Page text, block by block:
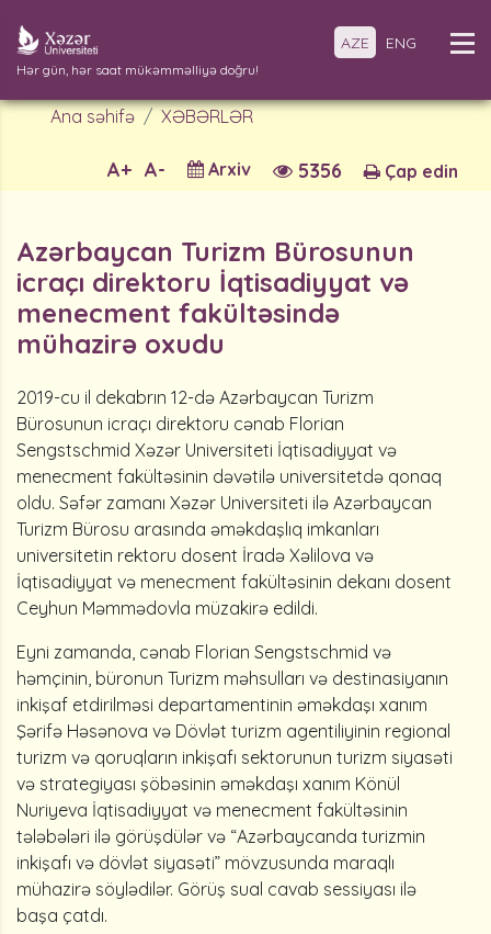
Hər gün, hər saat mükəmməlliyə doğru!
AZE ENG
Ana səhifə XƏBƏRLƏR
Çap edin
5356
Arxiv
A-
A+
Azərbaycan Turizm Bürosunun
icraçı direktoru İqtisadiyyat və
menecment fakültəsində
mühazirə oxudu
2019-cu il dekabrın 12-də Azərbaycan Turizm
Bürosunun icraçı direktoru cənab Florian
Sengstschmid Xəzər Universiteti İqtisadiyyat və
menecment fakültəsinin dəvətilə universitetdə qonaq
oldu. Səfər zamanı Xəzər Universiteti ilə Azərbaycan
Turizm Bürosu arasında əməkdaşlıq imkanları
universitetin rektoru dosent İradə Xəlilova və
İqtisadiyyat və menecment fakültəsinin dekanı dosent
Ceyhun Məmmədovla müzakirə edildi.
Eyni zamanda, cənab Florian Sengstschmid və
həmçinin, büronun Turizm məhsulları və destinasiyanın
inkişaf etdirilməsi departamentinin əməkdaşı xanım
Şərifə Həsənova və Dövlət turizm agentiliyinin regional
turizm və qoruqların inkişafı sektorunun turizm siyasəti
və strategiyası şöbəsinin əməkdaşı xanım Könül
Nuriyeva İqtisadiyyat və menecment fakültəsinin
tələbələri ilə görüşdülər və “Azərbaycanda turizmin
inkişafı və dövlət siyasəti” mövzusunda maraqlı
mühazirə söylədilər. Görüş sual cavab sessiyası ilə
başa çatdı.